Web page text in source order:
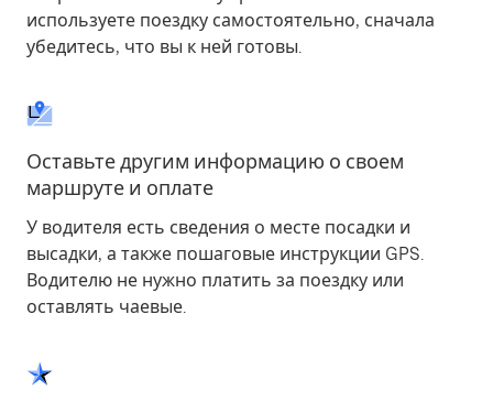
используете поездку самостоятельно, сначала
убедитесь, что вы к ней готовы.
Оставьте другим информацию о своем
маршруте и оплате
У водителя есть сведения о месте посадки и
высадки, а также пошаговые инструкции GPS.
Водителю не нужно платить за поездку или
оставлять чаевые.